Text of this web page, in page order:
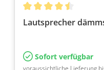
Lautsprecher
Sofort verfügbar
voraussichtliche Lieferung